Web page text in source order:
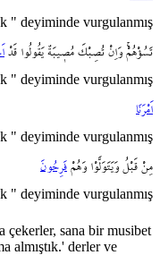
" deyiminde vurgulanmış
تَسُؤْهُمْۚ وَاِنْ تُصِبْكَ مُص۪يبَةٌ يَقُولُوا قَدْ
" deyiminde vurgulanmış
اَمْرَنَا
" deyiminde vurgulanmış
مِنْ قَبْلُ وَيَتَوَلَّوْا وَهُمْ فَرِحُونَ
" deyiminde vurgulanmış
sana bir musibet
almıştık.' derler ve